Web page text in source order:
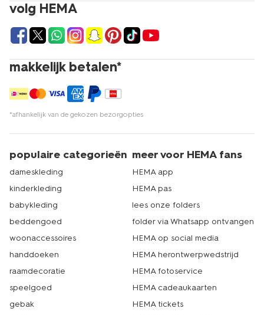
volg HEMA
makkelijk betalen*
*afhankelijk van de gekozen bezorgopties
populaire categorieën
dameskleding
kinderkleding
babykleding
beddengoed
woonaccessoires
handdoeken
raamdecoratie
speelgoed
gebak
meer voor HEMA fans
HEMA app
HEMA pas
lees onze folders
folder via Whatsapp ontvangen
HEMA op social media
HEMA herontwerpwedstrijd
HEMA fotoservice
HEMA cadeaukaarten
HEMA tickets